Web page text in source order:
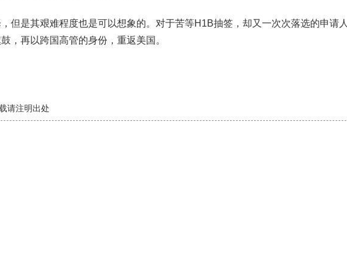
但是其艰难程度也是可以想象的。对于苦等H1B抽签，却又一次次落选的申请人
，再以跨国高管的身份，重返美国。
请注明出处